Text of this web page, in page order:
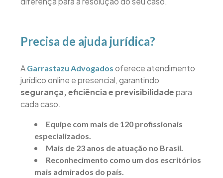
Precisa de ajuda jurídica?
A Garrastazu Advogados oferece atendimento
jurídico online e presencial, garantindo
segurança, eficiência e previsibilidadepara
cada caso.
Equipe com mais de 120 profissionais
especializados.
Mais de 23 anos de atuação no Brasil.
Reconhecimento como um dos escritórios
mais admirados do país.